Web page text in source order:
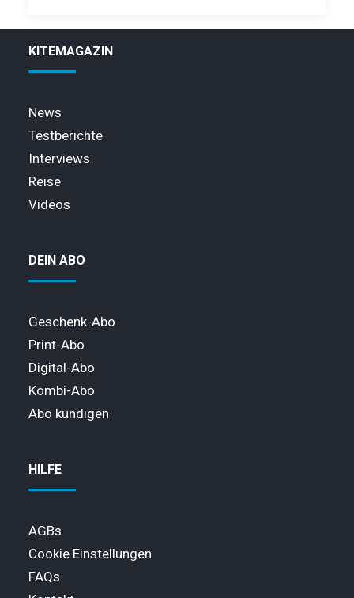
KITEMAGAZIN
News
Testberichte
Interviews
Reise
Videos
DEIN ABO
Geschenk-Abo
Print-Abo
Digital-Abo
Kombi-Abo
Abo kündigen
HILFE
AGBs
Cookie Einstellungen
FAQs